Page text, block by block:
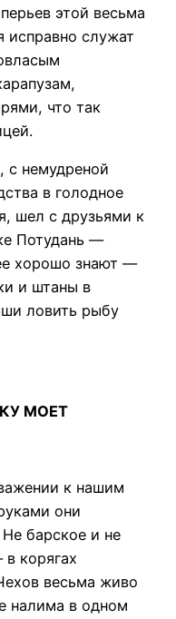
этой весьма
исправно служат
что так
в голодное
шел с друзьями к
Потудань —
хорошо знают —
и штаны в
ловить рыбу
МОЕТ
к нашим
они
барское и не
корягах
весьма живо
налима в одном